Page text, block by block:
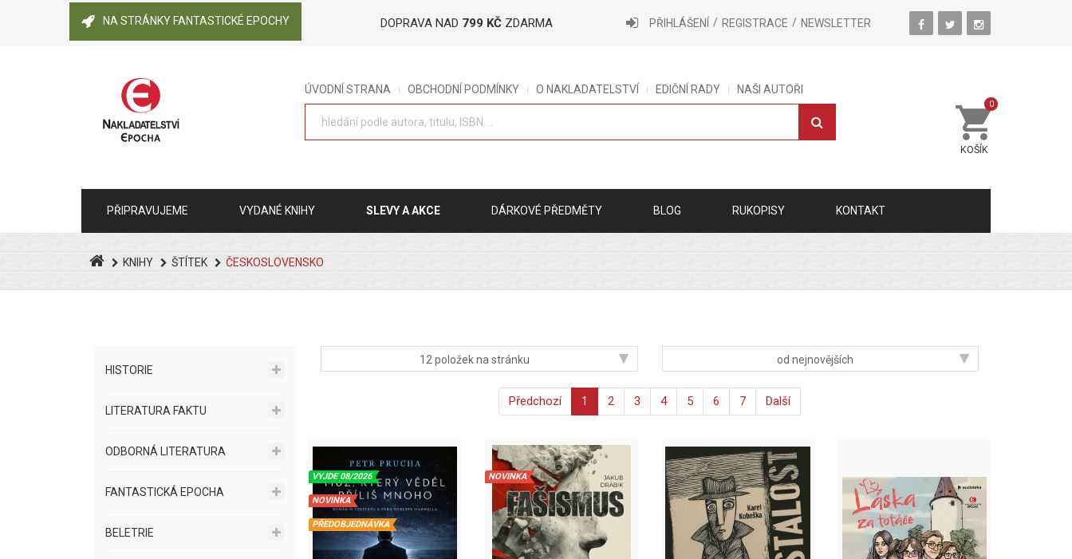
NA STRÁNKY FANTASTICKÉ EPOCHY DOPRAVA NAD 799 KČ ZDARMA PŘIHLÁŠENÍ REGISTRACE NEWSLETTER
ÚVODNÍ STRANA OBCHODNÍ PODMÍNKY O NAKLADATELSTVÍ EDIČNÍ RADY NAŠI AUTOŘI
KOŠÍK
0
PŘIPRAVUJEME VYDANÉ KNIHY SLEVY A AKCE DÁRKOVÉ PŘEDMĚTY BLOG RUKOPISY KONTAKT
KNIHY ŠTÍTEK ČESKOSLOVENSKO
HISTORIE
LITERATURA FAKTU
ODBORNÁ LITERATURA
FANTASTICKÁ EPOCHA
BELETRIE
12 položek na stránku ▾ od nejnovějších ▾
Předchozí 1 2 3 4 5 6 7 Další
VYJDE 08/2026
NOVINKA
PŘEDOBJEDNÁVKA
NOVINKA